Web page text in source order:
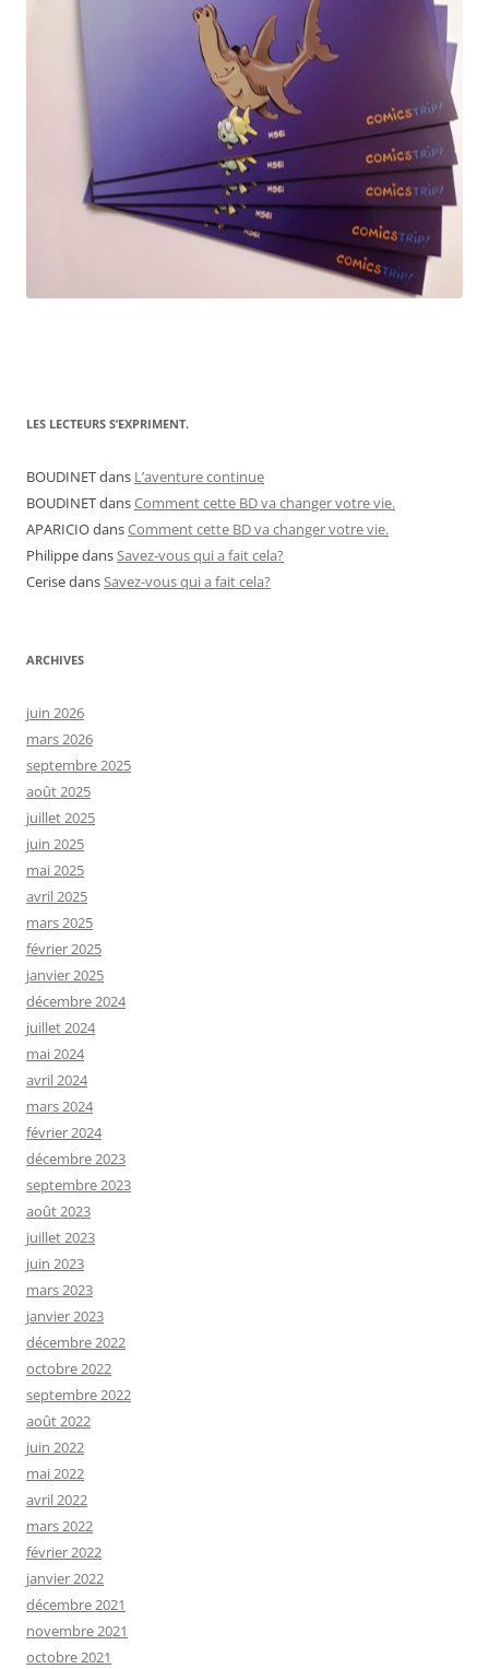
LES LECTEURS S’EXPRIMENT.
BOUDINETdans L’aventure continue
BOUDINETdansComment cette BD va changer votre vie.
APARICIOdansComment cette BD va changer votre vie.
PhilippedansSavez-vous qui a fait cela?
CerisedansSavez-vous qui a fait cela?
ARCHIVES
juin 2026
mars 2026
septembre 2025
août 2025
juillet 2025
juin 2025
mai 2025
avril 2025
mars 2025
février 2025
janvier 2025
décembre 2024
juillet 2024
mai 2024
avril 2024
mars 2024
février 2024
décembre 2023
septembre 2023
août 2023
juillet 2023
juin 2023
mars 2023
janvier 2023
décembre 2022
octobre 2022
septembre 2022
août 2022
juin 2022
mai 2022
avril 2022
mars 2022
février 2022
janvier 2022
décembre 2021
novembre 2021
octobre 2021